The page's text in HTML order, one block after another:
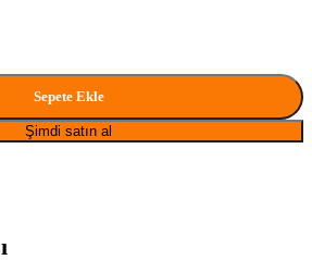
Led Ray Spot Armatür 6400K Beyaz Işık
Sepete Ekle
Şimdi satın al